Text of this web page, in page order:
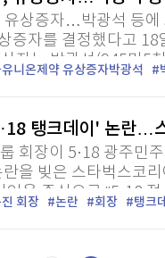
유상증자…박광석 등
증자를 결정했다고
자는 박광석(945만5
니온제약 유상증자박광석
탱크데이' 논란…
회장이 5·18 광주민
을 빚은 스타벅스코
인을 중심으로 “5·18
초강수 대응에...
회장 논란 회장 탱크